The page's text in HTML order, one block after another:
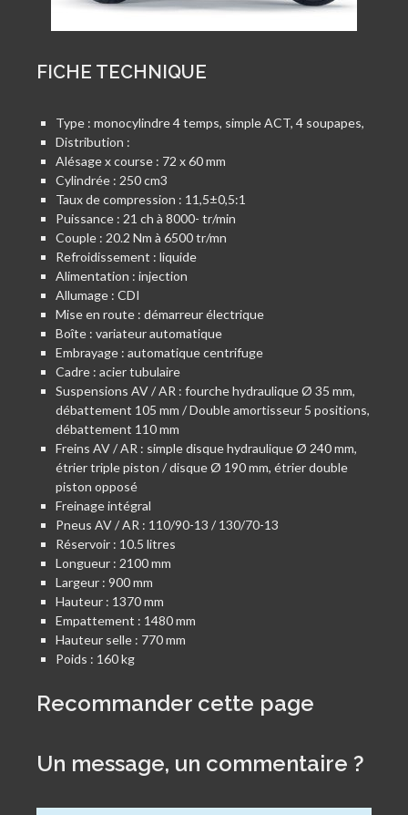
FICHE TECHNIQUE
Type : monocylindre 4 temps, simple ACT, 4 soupapes,
Distribution :
Alésage x course : 72 x 60 mm
Cylindrée : 250 cm3
Taux de compression : 11,5±0,5:1
Puissance : 21 ch à 8000- tr/min
Couple : 20.2 Nm à 6500 tr/mn
Refroidissement : liquide
Alimentation : injection
Allumage : CDI
Mise en route : démarreur électrique
Boîte : variateur automatique
Embrayage : automatique centrifuge
Cadre : acier tubulaire
Suspensions AV / AR : fourche hydraulique Ø 35 mm,
débattement 105 mm / Double amortisseur 5 positions,
débattement 110 mm
Freins AV / AR : simple disque hydraulique Ø 240 mm,
étrier triple piston / disque Ø 190 mm, étrier double
piston opposé
Freinage intégral
Pneus AV / AR : 110/90-13 / 130/70-13
Réservoir : 10.5 litres
Longueur : 2100 mm
Largeur : 900 mm
Hauteur : 1370 mm
Empattement : 1480 mm
Hauteur selle : 770 mm
Poids : 160 kg
Recommander cette page
Un message, un commentaire ?